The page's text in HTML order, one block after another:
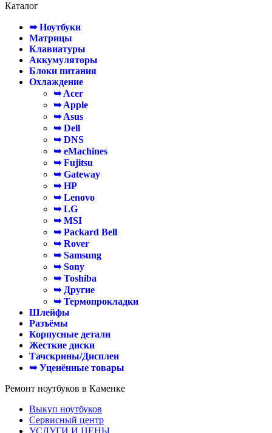
Каталог
➥ Ноутбуки
Матрицы
Клавиатуры
Аккумуляторы
Блоки питания
Охлаждение
➥ Acer
➥ Apple
➥ Asus
➥ Dell
➥ DNS
➥ eMachines
➥ Fujitsu
➥ Gateway
➥ HP
➥ Lenovo
➥ LG
➥ MSI
➥ Packard Bell
➥ Rover
➥ Samsung
➥ Sony
➥ Toshiba
➥ Другие
➥ Термопрокладки
Шлейфы
Разъёмы
Корпусные детали
Жесткие диски
Тачскрины/Дисплеи
➥ Уценённые товары
Ремонт ноутбуков в Каменке
Выкуп ноутбуков
Сервисный центр
УСЛУГИ И ЦЕНЫ